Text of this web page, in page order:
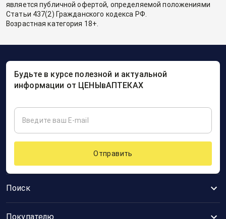
является публичной офертой, определяемой положениями
Статьи 437(2) Гражданского кодекса РФ.
Возрастная категория 18+.
Поиск
Покупателю
Будьте в курсе полезной и актуальной
информации от ЦЕНЫвАПТЕКАХ
Отправить